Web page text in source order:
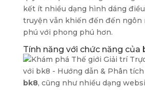
kết ít nhiều dạng hình dáng
truyện vẫn khiến đến đến ngôn
phú với phong phú hơn.
Tính năng với chức năng của
bk8, cũng như nhiều dạng